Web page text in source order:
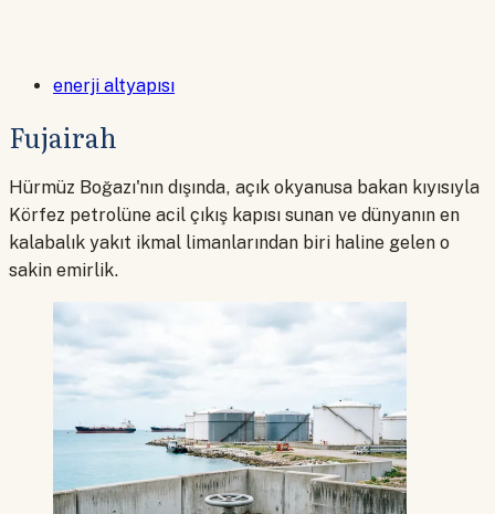
enerji altyapısı
Fujairah
Hürmüz Boğazı'nın dışında, açık okyanusa bakan kıyısıyla
Körfez petrolüne acil çıkış kapısı sunan ve dünyanın en
kalabalık yakıt ikmal limanlarından biri haline gelen o
sakin emirlik.